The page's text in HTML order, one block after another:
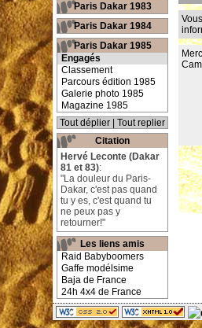
Paris Dakar 1983
Paris Dakar 1984
Paris Dakar 1985
Engagés
Classement
Parcours édition 1985
Galerie photo 1985
Magazine 1985
Tout déplier
Tout replier
Citation
Hervé Leconte (Dakar
81 et 83):
"La douleur du Paris-
Dakar, c'est pas quand
tu y es, c'est quand tu
ne peux pas y
retourner!"
Les liens amis
Raid Babyboomers
Gaffe modélsime
Baja de France
24h 4x4 de France